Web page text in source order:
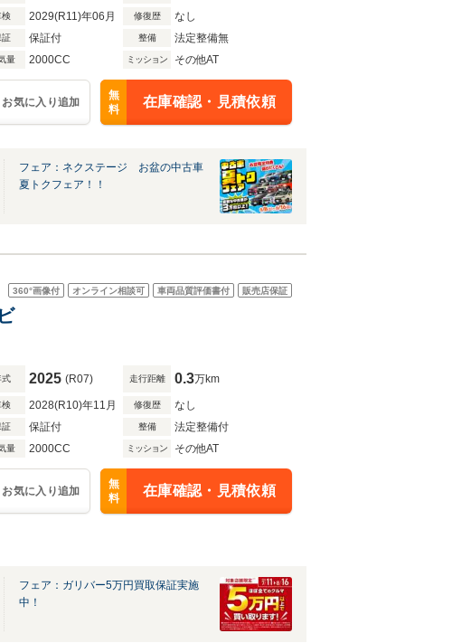
検 2029(R11)年06月 修復歴 なし
証 保証付 整備 法定整備無
量 2000CC ミッション その他AT
お気に入り追加
無
料
在庫確認・見積依頼
フェア：ネクステージ お盆の中古車
夏トクフェア！！
360°画像付 オンライン相談可 車両品質評価書付 販売店保証
式 2025 (R07) 走行距離 0.3万km
検 2028(R10)年11月 修復歴 なし
証 保証付 整備 法定整備付
量 2000CC ミッション その他AT
お気に入り追加
無
料
在庫確認・見積依頼
フェア：ガリバー5万円買取保証実施
中！